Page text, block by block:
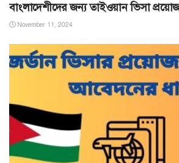
বাংলাদেশীদের জন্য তাইওয়ান ভিসা
November 11, 2024